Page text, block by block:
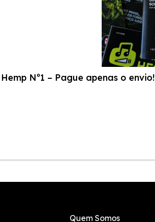
Nº1 – Pague apenas o envio!
Quem Somos